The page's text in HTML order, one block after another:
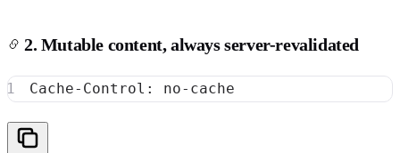
2. Mutable content, always server-revalidated